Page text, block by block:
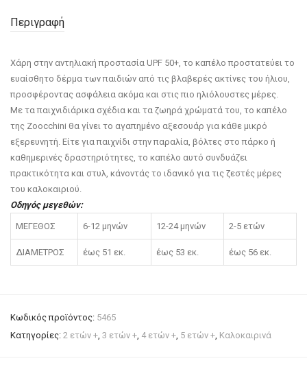
Περιγραφή
Χάρη στην αντηλιακή προστασία UPF 50+, το καπέλο προστατεύει το
ευαίσθητο δέρμα των παιδιών από τις βλαβερές ακτίνες του ήλιου,
προσφέροντας ασφάλεια ακόμα και στις πιο ηλιόλουστες μέρες.
Με τα παιχνιδιάρικα σχέδια και τα ζωηρά χρώματά του, το καπέλο
της Zoocchini θα γίνει το αγαπημένο αξεσουάρ για κάθε μικρό
εξερευνητή. Είτε για παιχνίδι στην παραλία, βόλτες στο πάρκο ή
καθημερινές δραστηριότητες, το καπέλο αυτό συνδυάζει
πρακτικότητα και στυλ, κάνοντάς το ιδανικό για τις ζεστές μέρες
του καλοκαιριού.
Οδηγός μεγεθών:
ΜΕΓΕΘΟΣ 6-12 μηνών 12-24 μηνών 2-5 ετών
ΔΙΑΜΕΤΡΟΣ έως 51 εκ. έως 53 εκ. έως 56 εκ.
Κωδικός προϊόντος: 5465
Κατηγορίες: 2 ετών +, 3 ετών +, 4 ετών +, 5 ετών +, Καλοκαιρινά